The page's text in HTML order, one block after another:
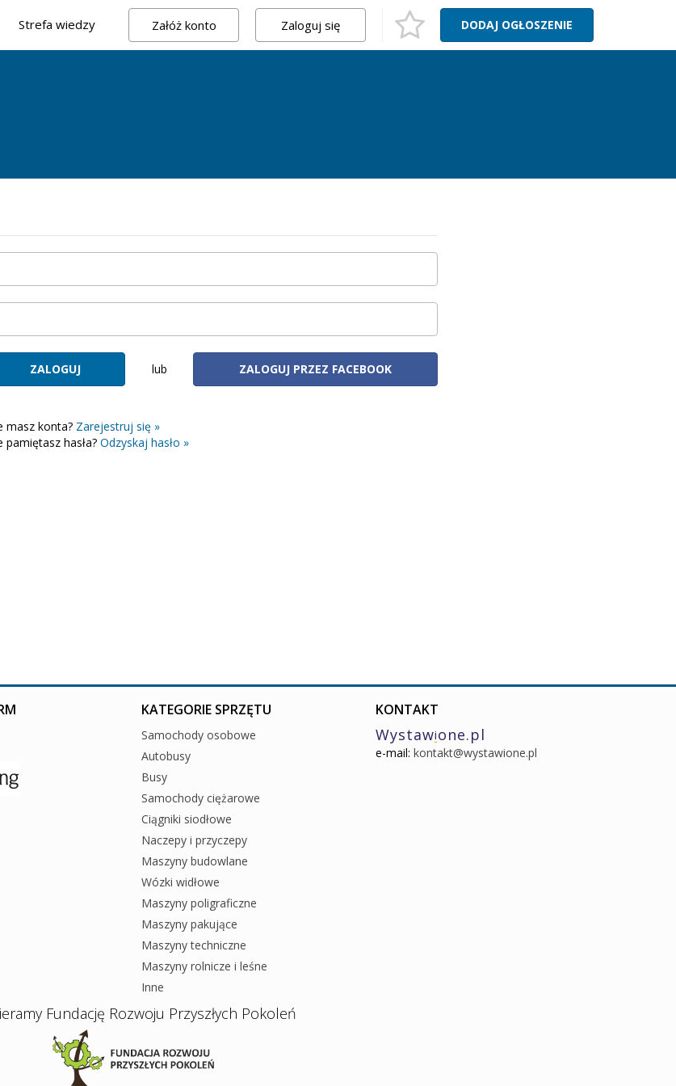
Strefa wiedzy DODAJ OGŁOSZENIE
Załóż konto Zaloguj się
lub ZALOGUJ PRZEZ FACEBOOK
masz konta? Zarejestruj się »
pamiętasz hasła? Odzyskaj hasło »
KATEGORIE SPRZĘTU
Samochody osobowe
Autobusy
Busy
Samochody ciężarowe
Ciągniki siodłowe
Naczepy i przyczepy
Maszyny budowlane
Wózki widłowe
Maszyny poligraficzne
Maszyny pakujące
Maszyny techniczne
Maszyny rolnicze i leśne
Inne
KONTAKT
Wystawione.pl
e-mail: kontakt@wystawione.pl
Fundację Rozwoju Przyszłych Pokoleń